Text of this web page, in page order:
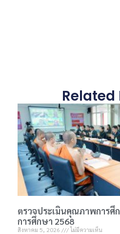
Related
ตรวจประเมินคุณภาพการศึ
การศึกษา 2568
สิงหาคม 5, 2026 ไม่มีความเห็น